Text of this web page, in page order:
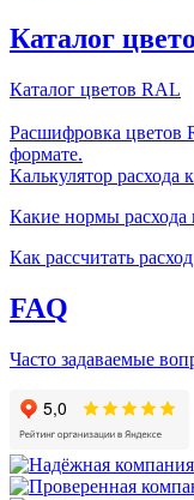
Каталог
Каталог цветов RAL
Расшифровка цветов
формате.
Калькулятор расхода
Какие нормы расхода
Как рассчитать
FAQ
Часто задаваемые